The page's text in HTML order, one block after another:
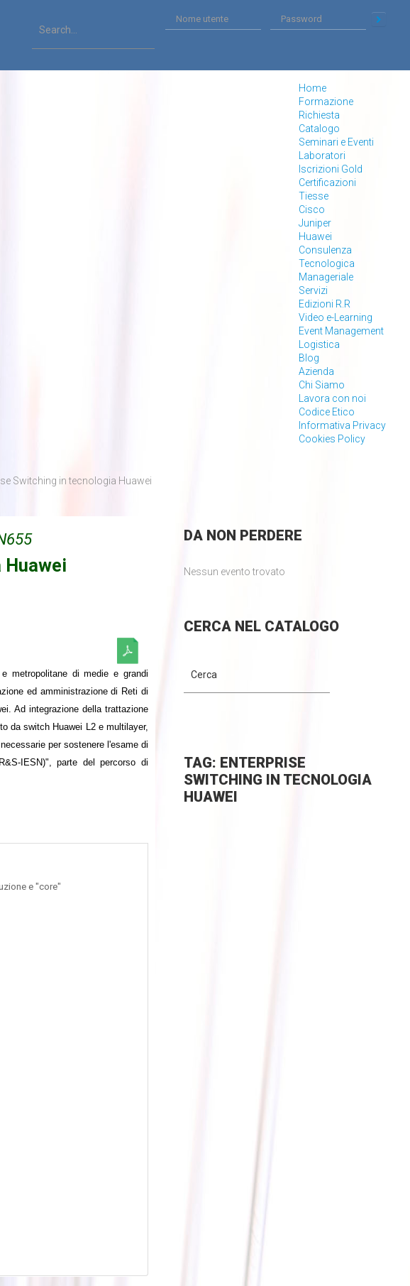
Home
Formazione
Richiesta
Catalogo
Seminari e Eventi
Laboratori
Iscrizioni Gold
Certificazioni
Tiesse
Cisco
Juniper
Huawei
Consulenza
Tecnologica
Manageriale
Servizi
Edizioni R.R
Video e-Learning
Event Management
Logistica
Blog
Azienda
Chi Siamo
Lavora con noi
Codice Etico
Informativa Privacy
Cookies Policy
Switching in tecnologia Huawei
Huawei
metropolitane di medie e grandi
ed amministrazione di Reti di
Ad integrazione della trattazione
da switch Huawei L2 e multilayer,
per sostenere l'esame di
IESN)", parte del percorso di
e "core"
DANON PERDERE
Nessun evento trovato
CERCANEL CATALOGO
TAG: ENTERPRISE
SWITCHING IN TECNOLOGIA
HUAWEI